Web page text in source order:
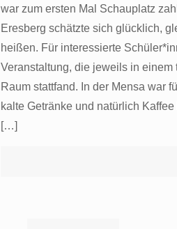
war zum ersten Mal Schauplatz
Eresberg schätzte sich glücklich,
heißen. Für interessierte
Veranstaltung, die jeweils in
Raum stattfand. In der Mensa war
kalte Getränke und natürlich
[…]